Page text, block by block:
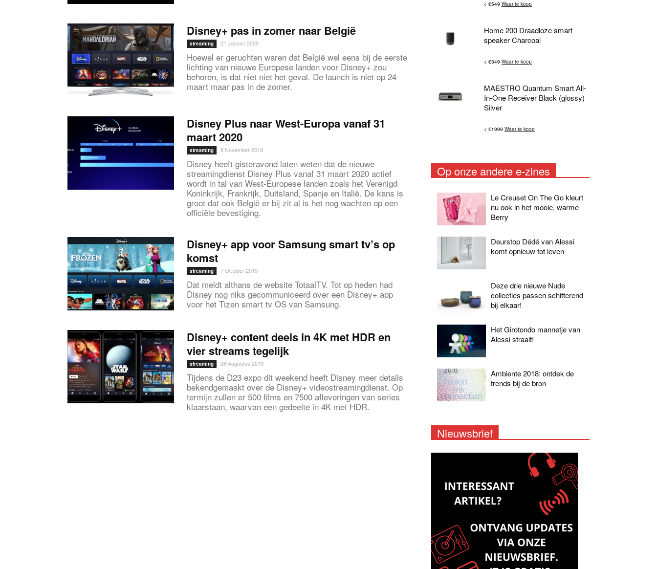
Disney+ pas in zomer naar België
streaming 21 Januari 2020
Hoewel er geruchten waren dat België wel eens bij de eerste
lichting van nieuwe Europese landen voor Disney+ zou
behoren, is dat niet niet het geval. De launch is niet op 24
maart maar pas in de zomer.
Disney Plus naar West-Europa vanaf 31
maart 2020
streaming 8 November 2019
Disney heeft gisteravond laten weten dat de nieuwe
streamingdienst Disney Plus vanaf 31 maart 2020 actief
wordt in tal van West-Europese landen zoals het Verenigd
Koninkrijk, Frankrijk, Duitsland, Spanje en Italië. De kans is
groot dat ook België er bij zit al is het nog wachten op een
officiële bevestiging.
Disney+ app voor Samsung smart tv’s op
komst
streaming 7 Oktober 2019
Dat meldt althans de website TotaalTV. Tot op heden had
Disney nog niks gecommuniceerd over een Disney+ app
voor het Tizen smart tv OS van Samsung.
Disney+ content deels in 4K met HDR en
vier streams tegelijk
streaming 26 Augustus 2019
Tijdens de D23 expo dit weekend heeft Disney meer details
bekendgemaakt over de Disney+ videostreamingdienst. Op
termijn zullen er 500 films en 7500 afleveringen van series
klaarstaan, waarvan een gedeelte in 4K met HDR.
< €549 Waar te koop
Home 200 Draadloze smart
speaker Charcoal
< €349 Waar te koop
MAESTRO Quantum Smart All-
In-One Receiver Black (glossy)
Silver
< €1999 Waar te koop
Op onze andere e-zines
Le Creuset On The Go kleurt
nu ook in het mooie, warme
Berry
Deurstop Dédé van Alessi
komt opnieuw tot leven
Deze drie nieuwe Nude
collecties passen schitterend
bij elkaar!
Het Girotondo mannetje van
Alessi straalt!
Ambiente 2018: ontdek de
trends bij de bron
Nieuwsbrief